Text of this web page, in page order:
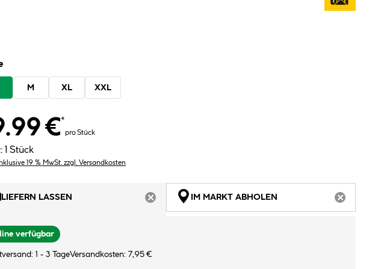
M XL XXL
€*
pro Stück
1 Stück
19 % MwSt. zzgl. Versandkosten
LIEFERN LASSEN
ARTIKEL NICHT VERFÜGBAR
IM MARKT ABHOLEN
verfügbar
1 - 3 TageVersandkosten: 7,95 €